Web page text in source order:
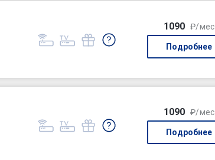
1090 ₽/мес
Подробнее
1090 ₽/мес
Подробнее